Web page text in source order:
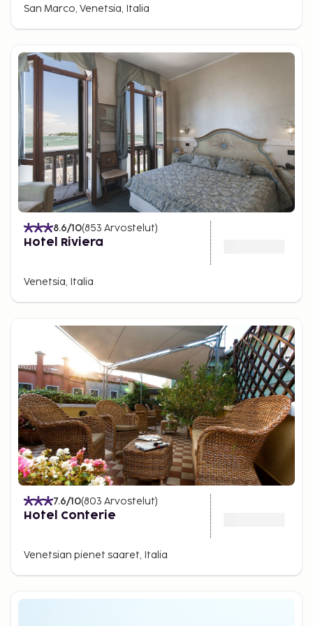
käytetään virallista luokitusta, ei Sembon luokitusta.
Vero maksetaan suoraan hotelliin käteisenä
San Marco, Venetsia, Italia
8.6/10(853 Arvostelut)
Hotel Riviera
Venetsia, Italia
7.6/10(803 Arvostelut)
Hotel Conterie
Venetsian pienet saaret, Italia